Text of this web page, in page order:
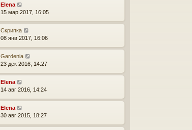
Elena
15 мар 2017, 16:05
Скрипка
08 янв 2017, 16:06
Gardenia
23 дек 2016, 14:27
Elena
14 авг 2016, 14:24
Elena
30 авг 2015, 18:27